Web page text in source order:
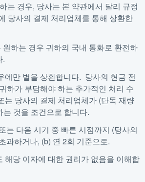
는 경우, 당사는 본 약관에서 달리 규정
당사의 결제 처리업체를 통해 상환한
하는 경우 귀하의 국내 통화로 환전하
.
에만 별을 상환합니다. 당사의 현금 전
하가 부담해야 하는 추가적인 처리 수
는 당사의 결제 처리업체가 (단독 재량
것을 조건으로 합니다.
는 다음 시기 중 빠른 시점까지 (당사의
과하거나, (b) 연 2회 기준으로.
해당 이자에 대한 권리가 없음을 이해합